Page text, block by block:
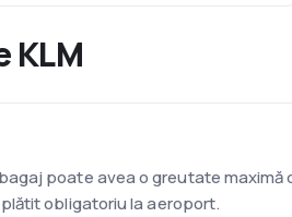
KLM
poate avea o greutate maximă
obligatoriu la aeroport.